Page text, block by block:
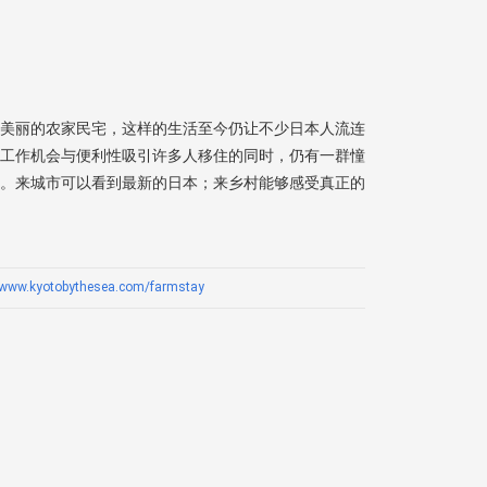
丽的农家民宅，这样的生活至今仍让不少日本人流连
作机会与便利性吸引许多人移住的同时，仍有一群憧
来城市可以看到最新的日本；来乡村能够感受真正的
farmstay